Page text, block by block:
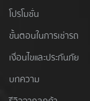
โปรโมชั่น
ขั้นตอนในการเช่ารถ
เงื่อนไขและประกันภัย
บทความ